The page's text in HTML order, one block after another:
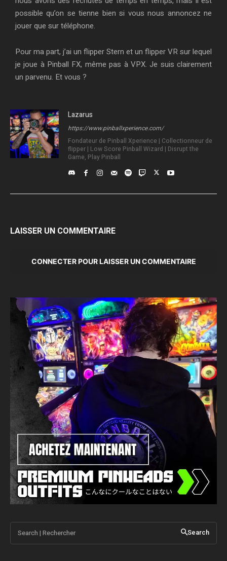
possible qu’on se tienne bien si vous nous annoncez ne
jouer que sur téléphone.
Pour ma part, j’ai un flipper Stern et un flipper VR sur lequel
je joue à Pinball FX, même pas à VPX. Je suis clairement
un parvenu. Et vous ?
Lazarus
https://www.pinballxperience.com/
Fondateur de Pinball Xperience | Collectionneur de
flipper | Low Score Pinball Wizard | Disrupt the
Game, Play Pinball
LAISSER UN COMMENTAIRE
CONNECTER POUR LAISSER UN COMMENTAIRE
Search | Rechercher Search